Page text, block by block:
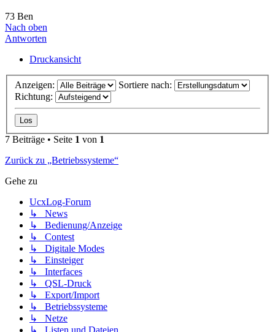
73 Ben
Nach oben
Antworten
Druckansicht
Anzeigen:
Sortiere nach:
Richtung:
7 Beiträge • Seite 1 von 1
Zurück zu „Betriebssysteme“
Gehe zu
UcxLog-Forum
↳ News
↳ Bedienung/Anzeige
↳ Contest
↳ Digitale Modes
↳ Einsteiger
↳ Interfaces
↳ QSL-Druck
↳ Export/Import
↳ Betriebssysteme
↳ Netze
↳ Listen und Dateien